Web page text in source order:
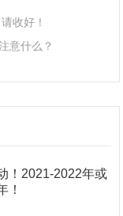
收好！
意什么？
！2021-2022年或
！